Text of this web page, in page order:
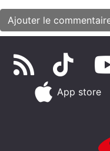
App store